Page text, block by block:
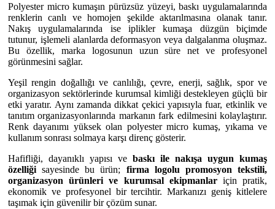
Polyester micro kumaşın pürüzsüz yüzeyi, baskı uygulamalarında
renklerin canlı ve homojen şekilde aktarılmasına olanak tanır.
Nakış uygulamalarında ise iplikler kumaşa düzgün biçimde
tutunur, işlemeli alanlarda deformasyon veya dalgalanma oluşmaz.
Bu özellik, marka logosunun uzun süre net ve profesyonel
görünmesini sağlar.
Yeşil rengin doğallığı ve canlılığı, çevre, enerji, sağlık, spor ve
organizasyon sektörlerinde kurumsal kimliği destekleyen güçlü bir
etki yaratır. Aynı zamanda dikkat çekici yapısıyla fuar, etkinlik ve
tanıtım organizasyonlarında markanın fark edilmesini kolaylaştırır.
Renk dayanımı yüksek olan polyester micro kumaş, yıkama ve
kullanım sonrası solmaya karşı direnç gösterir.
Hafifliği, dayanıklı yapısı ve baskı ile nakışa uygun kumaş
özelliğisayesinde bu ürün; firma logolu promosyon tekstili,
organizasyon ürünleri ve kurumsal ekipmanlariçin pratik,
ekonomik ve profesyonel bir tercihtir. Markanızı geniş kitlelere
taşımak için güvenilir bir çözüm sunar.